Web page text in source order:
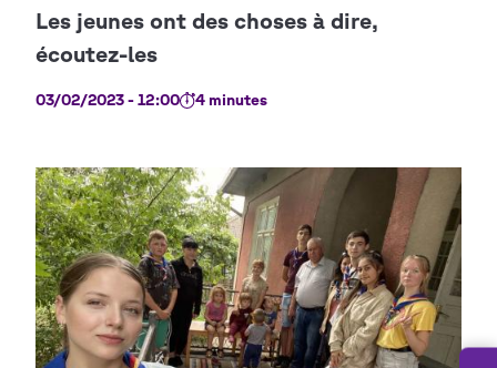
03/02/2023 - 12:00 4 minutes